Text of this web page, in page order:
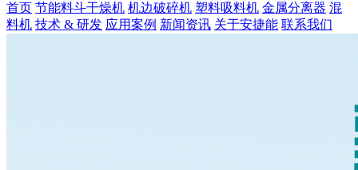
首页 节能料斗干燥机 机边破碎机 塑料吸料机 金属分离器 混
料机 技术 & 研发 应用案例 新闻资讯 关于安捷能 联系我们